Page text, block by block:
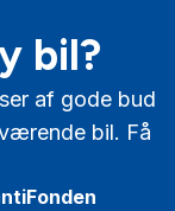
bil?
af gode bud
bil. Få